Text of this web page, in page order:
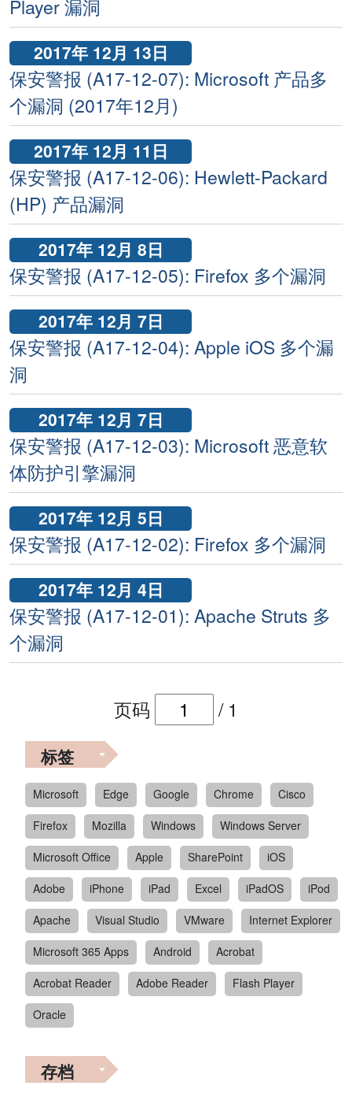
Player 漏洞
2017年 12月 13日
保安警报 (A17-12-07): Microsoft 产品多
个漏洞 (2017年12月)
2017年 12月 11日
保安警报 (A17-12-06): Hewlett-Packard
(HP) 产品漏洞
2017年 12月 8日
保安警报 (A17-12-05): Firefox 多个漏洞
2017年 12月 7日
保安警报 (A17-12-04): Apple iOS 多个漏
洞
2017年 12月 7日
保安警报 (A17-12-03): Microsoft 恶意软
体防护引擎漏洞
2017年 12月 5日
保安警报 (A17-12-02): Firefox 多个漏洞
2017年 12月 4日
保安警报 (A17-12-01): Apache Struts 多
个漏洞
页码 / 1
标签
Microsoft Edge Google Chrome
Cisco
Firefox
Mozilla Windows
Windows Server
Microsoft Office
Apple SharePoint
iOS
Adobe
iPhone iPad Excel iPadOS
iPod
Apache
Visual Studio VMware
Internet Explorer
Microsoft 365 Apps
Android
Acrobat
Acrobat Reader
Adobe Reader
Flash Player
Oracle
存档